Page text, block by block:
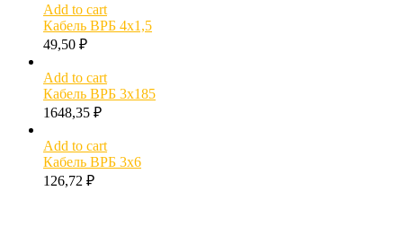
Add to cart
Кабель ВРБ 4х1,5
49,50 ₽
Add to cart
Кабель ВРБ 3х185
1648,35 ₽
Add to cart
Кабель ВРБ 3х6
126,72 ₽